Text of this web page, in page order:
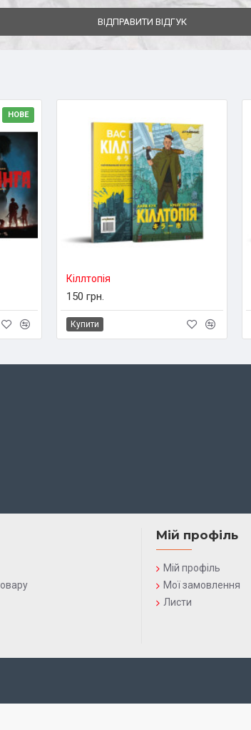
ВІДПРАВИТИ ВІДГУК
НОВЕ
Кіллтопія
150 грн.
Купити
Мій профіль
Мій профіль
Мої замовлення
Листи